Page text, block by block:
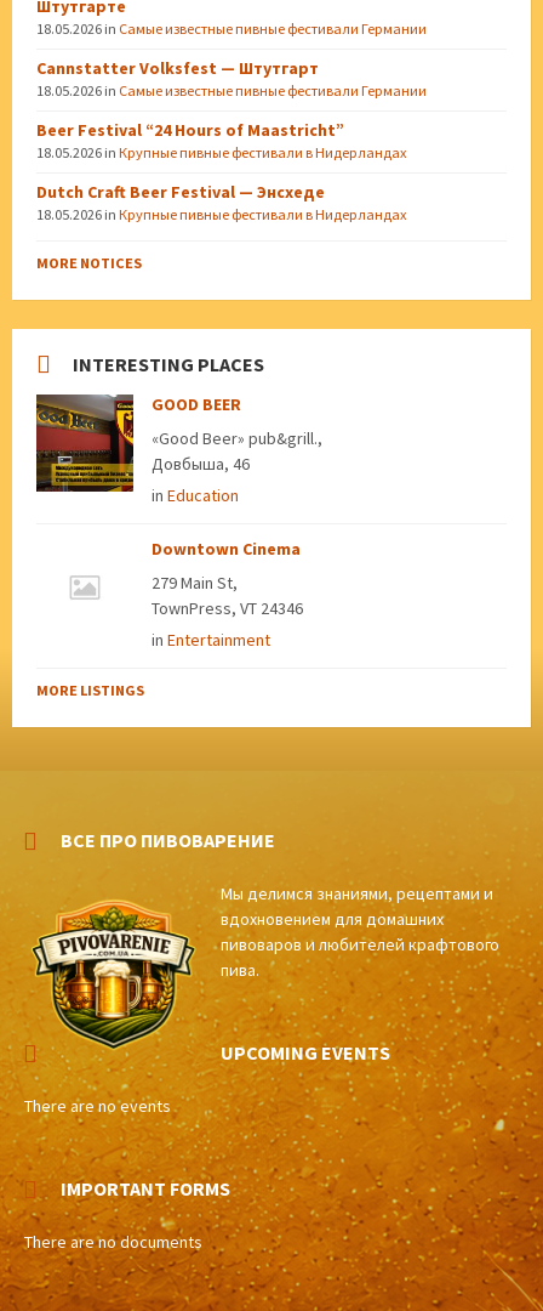
Штутгарте
18.05.2026 in Самые известные пивные фестивали Германии
Cannstatter Volksfest — Штутгарт
18.05.2026 in Самые известные пивные фестивали Германии
Beer Festival “24 Hours of Maastricht”
18.05.2026 in Крупные пивные фестивали в Нидерландах
Dutch Craft Beer Festival — Энсхеде
18.05.2026 in Крупные пивные фестивали в Нидерландах
MORE NOTICES
INTERESTING PLACES
GOOD BEER
«Good Beer» pub&grill.,
Довбыша, 46
in Education
Downtown Cinema
279 Main St,
TownPress, VT 24346
in Entertainment
MORE LISTINGS
ВСЕ ПРО ПИВОВАРЕНИЕ
Мы делимся знаниями, рецептами и
вдохновением для домашних
пивоваров и любителей крафтового
пива.
UPCOMING EVENTS
There are no events
IMPORTANT FORMS
There are no documents